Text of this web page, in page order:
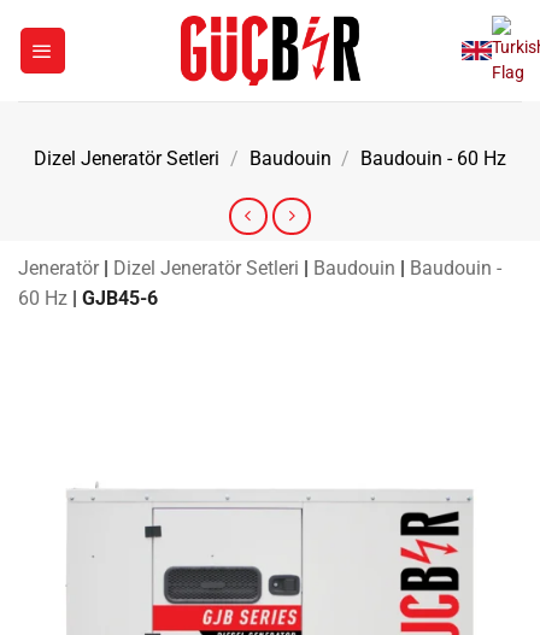
Dizel Jeneratör Setleri / Baudouin / Baudouin - 60 Hz
Jeneratör | Dizel Jeneratör Setleri | Baudouin | Baudouin -
60 Hz | GJB45-6